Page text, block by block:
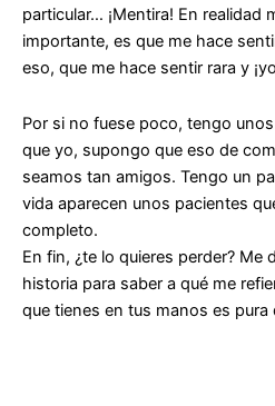
particular… ¡Mentira! En realidad
importante, es que me hace
eso, que me hace sentir rara y
Por si no fuese poco, tengo
que yo, supongo que eso de
seamos tan amigos. Tengo un
vida aparecen unos pacientes
completo.
En fin, ¿te lo quieres perder? Me
historia para saber a qué me
que tienes en tus manos es pura